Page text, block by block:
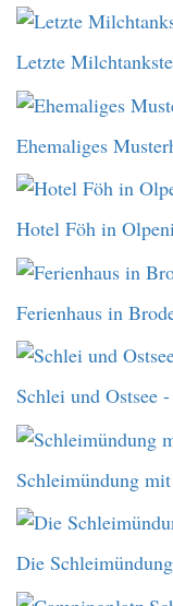
Letzte
Ehemaliges
Hotel Föh in
Ferienhaus in
Schlei und Ostsee
Schleimündung
Die Schleimündung